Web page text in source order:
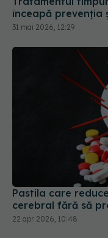
Pastila care
cerebral fără să
22 apr 2026, 10:48